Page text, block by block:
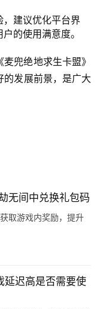
建议优化平台界
的使用满意度。
兜绝地求生卡盟》
的发展前景，是广大
无间中兑换礼包码
取游戏内奖励，提升
延迟高是否需要使